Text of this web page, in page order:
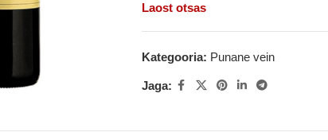
Laost otsas
Kategooria: Punane vein
Jaga: